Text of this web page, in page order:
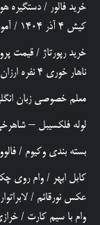
خرید فالور / دستگیره
کیش 4 آذر 1404
/
خرید رپورتاژ / قیمت
ناهار خوری 4 نفره ارزان
معلم خصوصی زبان
لوله فلکسیبل –
بسته بندی وکیوم /
کابل ابهر / وام روی
عکس نورقائم /
وام با سیم کارت /